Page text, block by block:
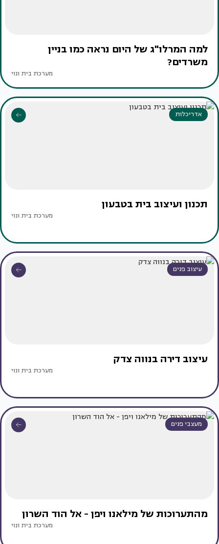
למה המרלו"ג של היום נראה כמו בניין
משרדים?
מערכת בית ונוי
אדריכלות
תכנון ועיצוב בית בטבעון
מערכת בית ונוי
עיצוב פנים
עיצוב דירה בנווה צדק
מערכת בית ונוי
מעצבי פנים
מהתערוכות של מילאנו ויפן - אל הוד השרון
מערכת בית ונוי